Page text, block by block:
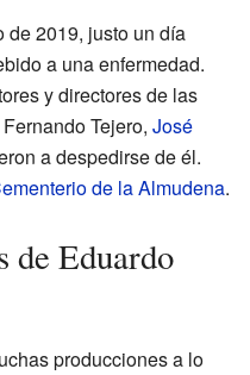
de 2019, justo un día
a una enfermedad.
y directores de las
Tejero, José
a despedirse de él.
de la Almudena.
de Eduardo
producciones a lo